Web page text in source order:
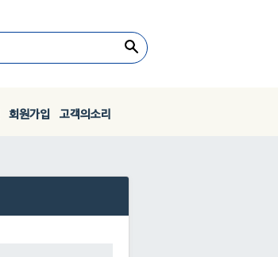
회원가입 고객의소리